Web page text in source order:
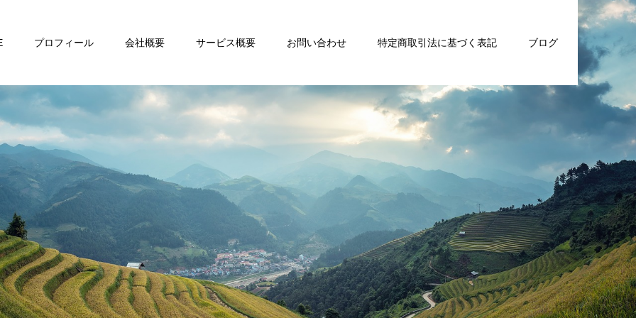
プロフィール 会社概要 サービス概要 お問い合わせ 特定商取引法に基づく表記 ブログ